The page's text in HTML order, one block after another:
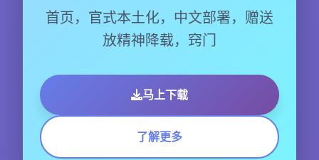
首页，官式本土化，中文部署，赠送
放精神降载，窍门
马上下载
了解更多